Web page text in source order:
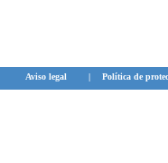
Aviso legal | Política de